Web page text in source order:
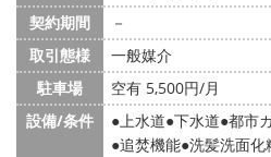
契約期間
－
取引態様
一般媒介
駐車場
空有 5,500円/月
設備/条件
上水道 下水道 都市
追焚機能 洗髪洗面化